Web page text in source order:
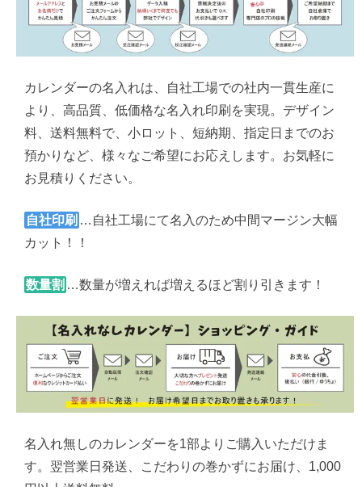
カレンダーの名入れは、自社工場での社内一貫生産に
より、高品質、低価格な名入れ印刷を実現。デザイン
料、送料無料で、小ロット、短納期、指定日までのお
預かりなど、様々なご希望にお応えします。お気軽に
お見積りください。
自社印刷 …自社工場にて名入のため中間マージン大幅
カット！！
数量割 …数量が増えれば増えるほど割り引きます！
名入れ無しのカレンダーを1部よりご購入いただけま
す。翌営業日発送、こだわりの巻かずにお届け、1,000